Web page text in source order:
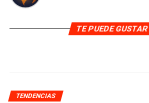
TE PUEDE GUSTAR
TENDENCIAS